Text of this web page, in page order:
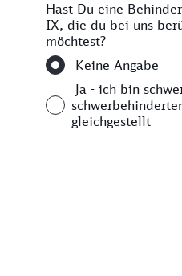
Hast Du eine
IX, die du bei uns
möchtest?
Keine Angabe
Ja - ich bin
gleichgestellt